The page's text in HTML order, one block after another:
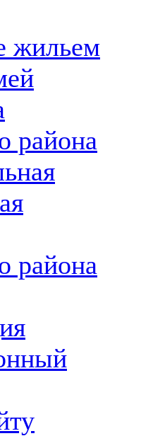
жильем
района
района